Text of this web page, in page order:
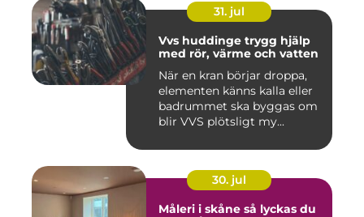
31. jul
Vvs huddinge trygg hjälp
med rör, värme och vatten
När en kran börjar droppa,
elementen känns kalla eller
badrummet ska byggas om
blir VVS plötsligt my...
30. jul
Måleri i skåne så lyckas du